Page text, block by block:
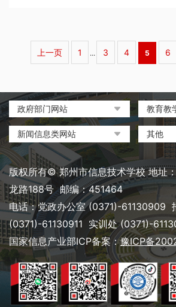
上一页 1 ... 3 4 5 6
政府部门网站
中国政府网
河南省人民政府
郑州市人民政府
教育教
教育部
中国职
河南
河南省
网
郑州市
郑州教
新闻信息类网站
环球网
凤凰网
搜狐
网易
新浪
其他
中央
中国教
电脑报
大象网
版权所有© 郑州市信息技术学校 地址
龙路188号 邮编：451464
电话：党政办公室 (0371)-61130909
(0371)-61130911 实训处 (0371)-
国家信息产业部ICP备案：豫ICP备